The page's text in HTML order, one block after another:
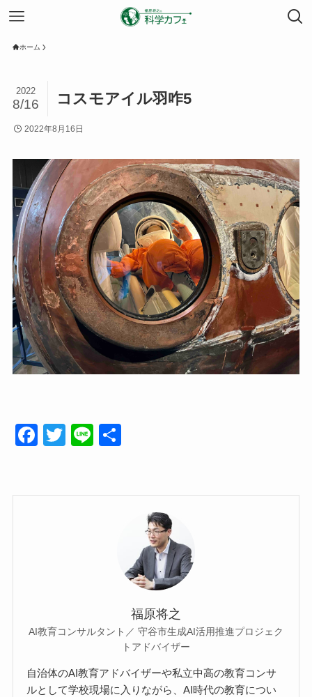
ホーム
コスモアイル羽咋5
2022
8/16
2022年8月16日
F
e
T
er
Li
福原将之
AI教育コンサルタント／ 守谷市生成AI活用推進プロジェク
トアドバイザー
自治体のAI教育アドバイザーや私立中高の教育コンサ
ルとして学校現場に入りながら、AI時代の教育につい